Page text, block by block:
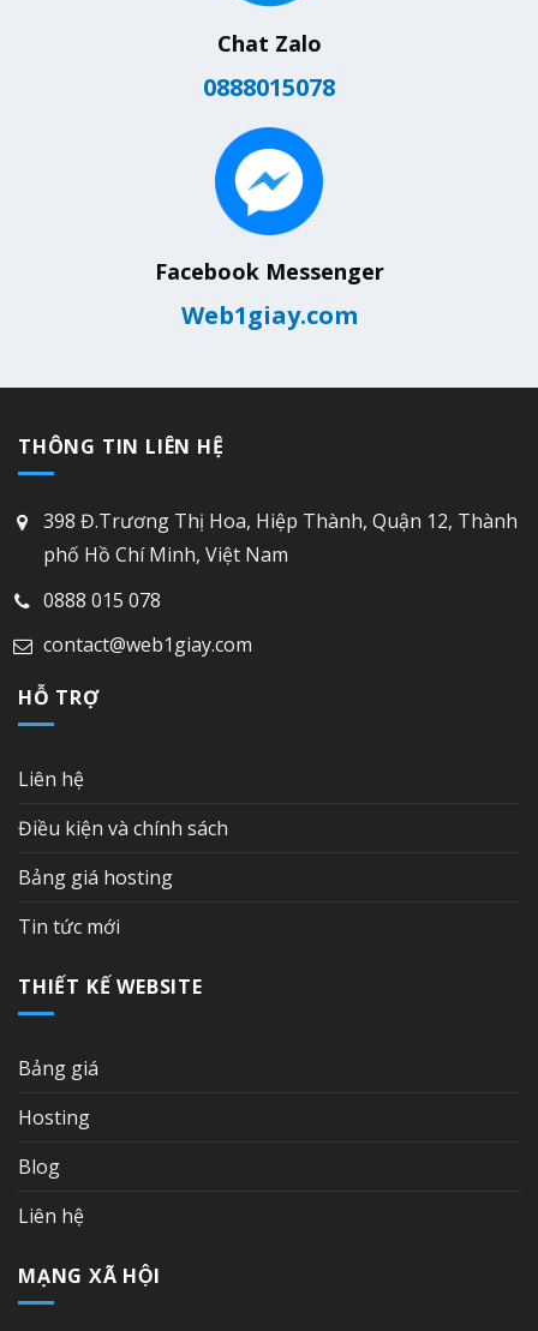
Chat Zalo
0888015078
Facebook Messenger
Web1giay.com
THÔNG TIN LIÊN HỆ
398 Đ.Trương Thị Hoa, Hiệp Thành, Quận 12, Thành
phố Hồ Chí Minh, Việt Nam
0888 015 078
contact@web1giay.com
HỖ TRỢ
Liên hệ
Điều kiện và chính sách
Bảng giá hosting
Tin tức mới
THIẾT KẾ WEBSITE
Bảng giá
Hosting
Blog
Liên hệ
MẠNG XÃ HỘI